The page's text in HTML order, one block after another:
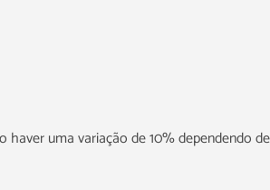
uma variação de 10% dependendo